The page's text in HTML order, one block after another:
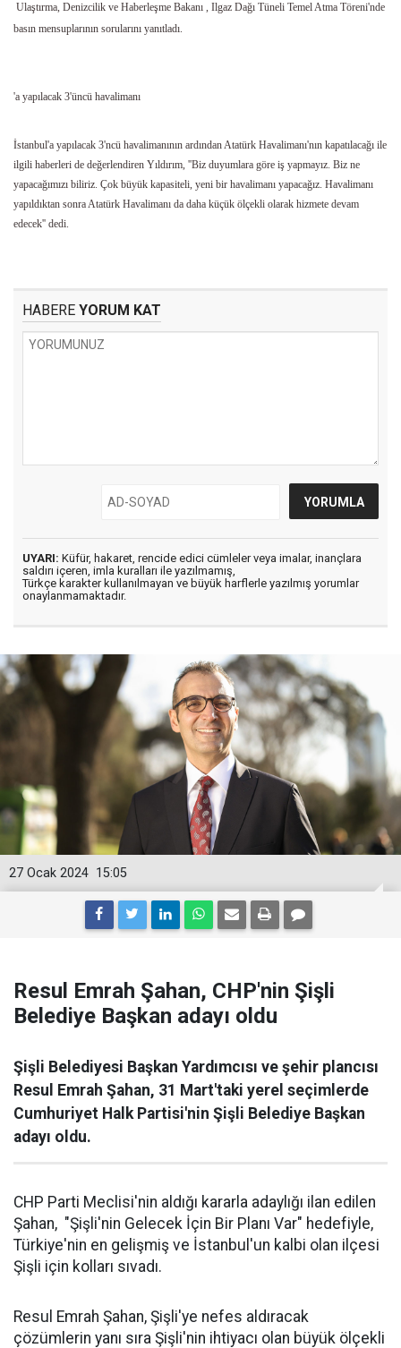
Ulaştırma, Denizcilik ve Haberleşme Bakanı , Ilgaz Dağı Tüneli Temel Atma Töreni'nde
basın mensuplarının sorularını yanıtladı.
'a yapılacak 3'üncü havalimanı
İstanbul'a yapılacak 3'ncü havalimanının ardından Atatürk Havalimanı'nın kapatılacağı ile
ilgili haberleri de değerlendiren Yıldırım, ''Biz duyumlara göre iş yapmayız. Biz ne
yapacağımızı biliriz. Çok büyük kapasiteli, yeni bir havalimanı yapacağız. Havalimanı
yapıldıktan sonra Atatürk Havalimanı da daha küçük ölçekli olarak hizmete devam
edecek'' dedi.
HABERE YORUM KAT
UYARI: Küfür, hakaret, rencide edici cümleler veya imalar, inançlara
saldırı içeren, imla kuralları ile yazılmamış,
Türkçe karakter kullanılmayan ve büyük harflerle yazılmış yorumlar
onaylanmamaktadır.
15:05
27 Ocak 2024
Resul Emrah Şahan, CHP'nin Şişli
Belediye Başkan adayı oldu
Şişli Belediyesi Başkan Yardımcısı ve şehir plancısı
Resul Emrah Şahan, 31 Mart'taki yerel seçimlerde
Cumhuriyet Halk Partisi'nin Şişli Belediye Başkan
adayı oldu.
CHP Parti Meclisi'nin aldığı kararla adaylığı ilan edilen
Şahan, "Şişli'nin Gelecek İçin Bir Planı Var" hedefiyle,
Türkiye'nin en gelişmiş ve İstanbul'un kalbi olan ilçesi
Şişli için kolları sıvadı.
Resul Emrah Şahan, Şişli'ye nefes aldıracak
çözümlerin yanı sıra Şişli'nin ihtiyacı olan büyük ölçekli